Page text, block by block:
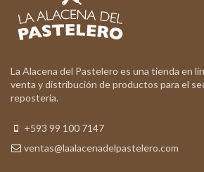
La Alacena del Pastelero es una tienda en
venta y distribución de productos para el
repostería.
+593 99 100 7147
ventas@laalacenadelpastelero.com